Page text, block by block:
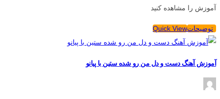
آموزش را مشاهده کنید
توضیحاتQuick View
آموزش آهنگ دست و دل من رو شده ستین با پیانو